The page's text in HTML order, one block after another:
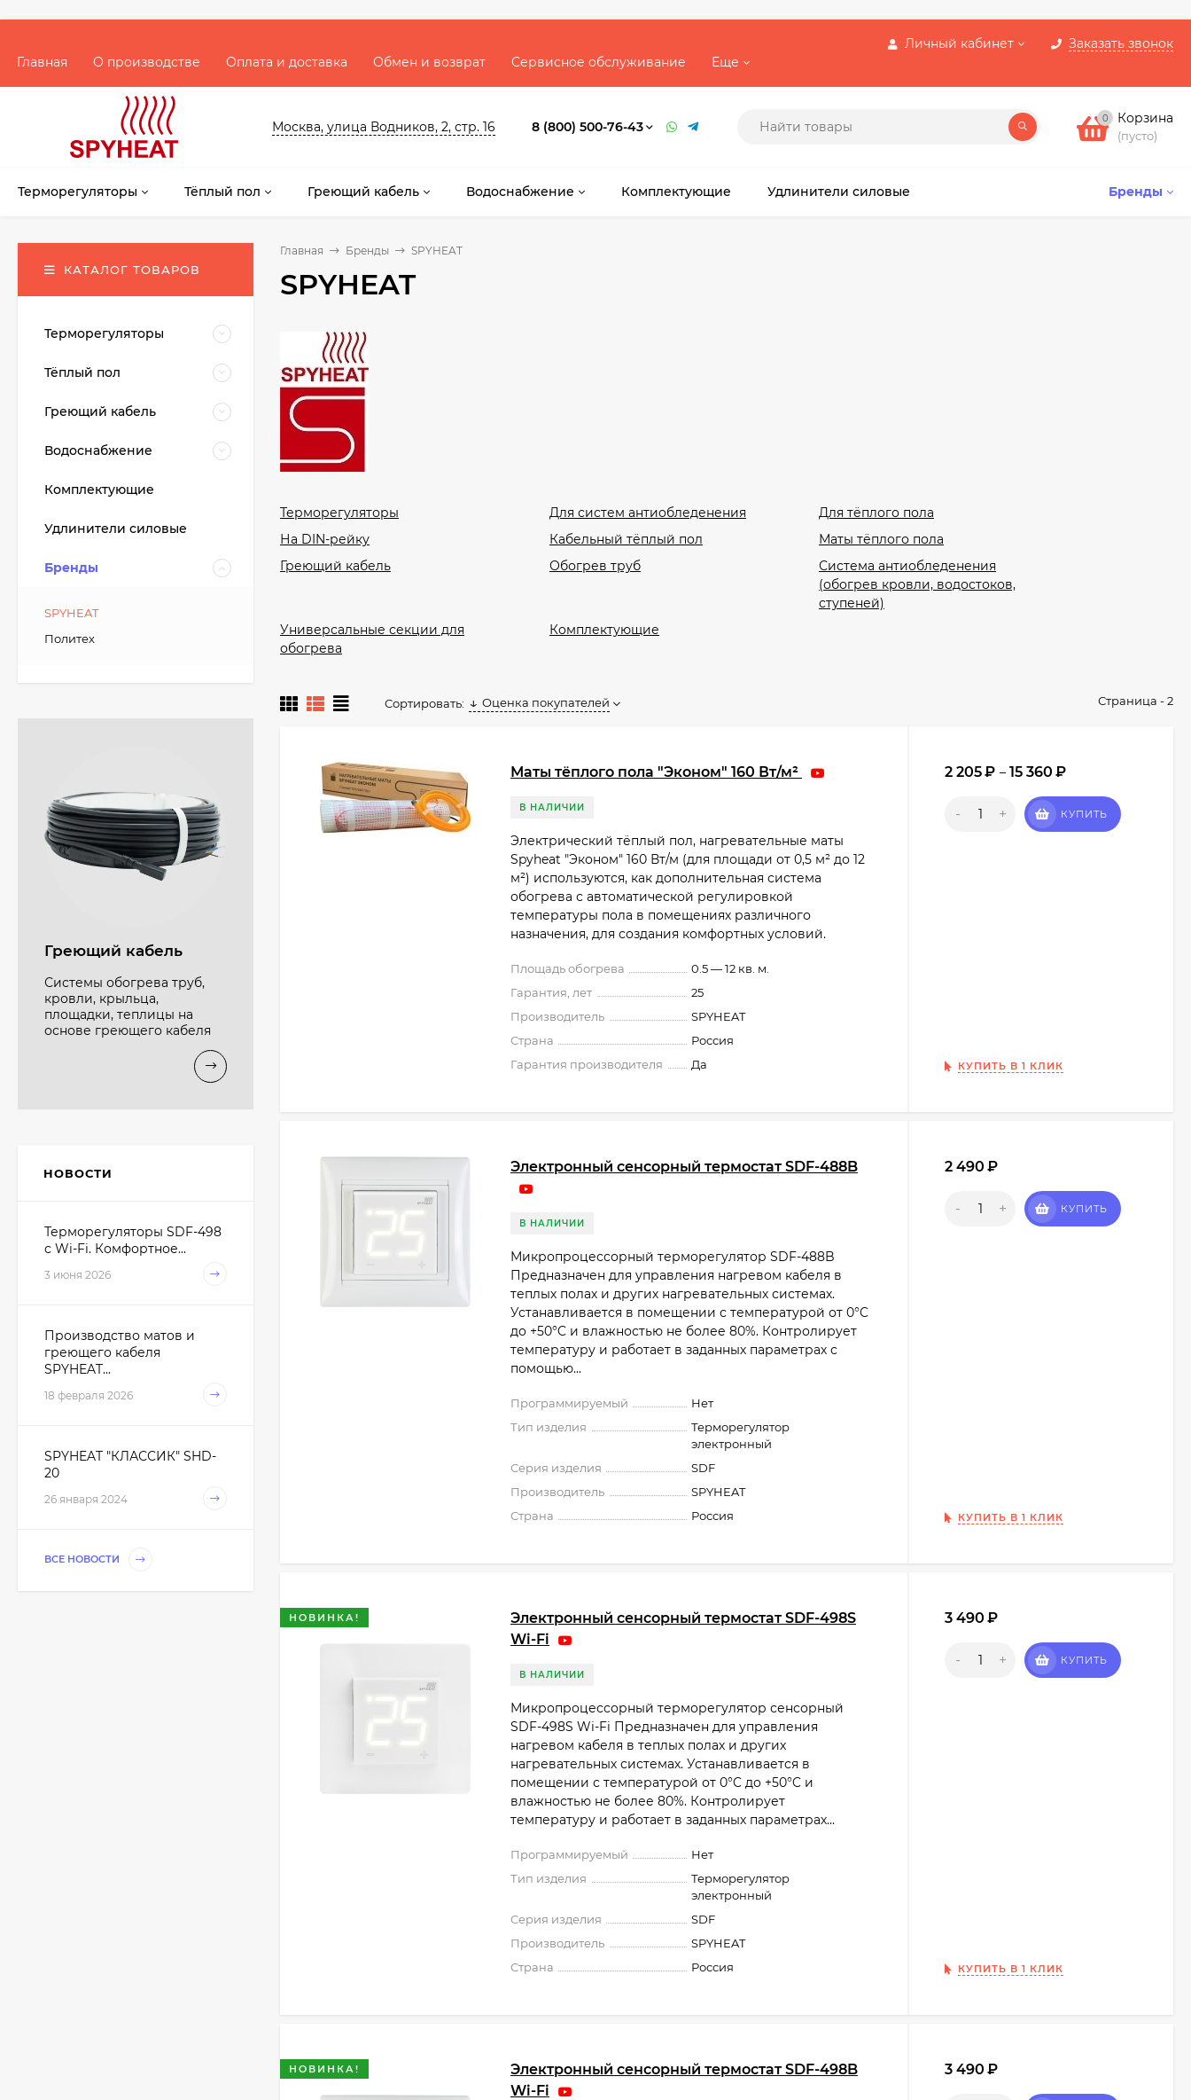
Личный кабинет
Заказать звонок
Главная
О производстве Оплата и доставка Обмен и возврат Сервисное обслуживание Еще
Москва, улица Водников, 2, стр. 16 8 (800) 500-76-43 0 Корзина
(пусто)
Бренды
Терморегуляторы Тёплый пол Греющий кабель Водоснабжение Комплектующие Удлинители силовые
Главная Бренды SPYHEAT
SPYHEAT
Терморегуляторы Для систем антиобледенения
Для тёплого пола
На DIN-рейку
Кабельный тёплый пол
Маты тёплого пола
Греющий кабель
Обогрев труб
Система антиобледенения
(обогрев кровли, водостоков,
ступеней)
Универсальные секции для
обогрева
Комплектующие
Сортировать: Оценка покупателей Страница - 2
Маты тёплого пола "Эконом" 160 Вт/м²
В НАЛИЧИИ
​Электрический тёплый пол, нагревательные маты
Spyheat "Эконом" 160 Вт/м (для площади от 0,5 м²​ до 12
м²) используются, как дополнительная система
обогрева с автоматической регулировкой
температуры пола в помещениях различного
назначения, для создания комфортных условий.
Площадь обогрева
0.5 — 12 кв. м.
Гарантия, лет
25
Производитель
SPYHEAT
Страна
Россия
Гарантия производителя
Да
2 205₽ – 15 360 ₽
- + КУПИТЬ
КУПИТЬ В 1 КЛИК
Электронный сенсорный термостат SDF-488B
В НАЛИЧИИ
Микропроцессорный терморегулятор SDF-488B
Предназначен для управления нагревом кабеля в
теплых полах и других нагревательных системах.
Устанавливается в помещении с температурой от 0°C
до +50°C и влажностью не более 80%. Контролирует
температуру и работает в заданных параметрах с
помощью...
Программируемый
Нет
Тип изделия
Терморегулятор
электронный
Серия изделия
SDF
Производитель
SPYHEAT
Страна
Россия
2 490 ₽
- + КУПИТЬ
КУПИТЬ В 1 КЛИК
НОВИНКА!
Электронный сенсорный термостат SDF-498S
Wi-Fi
В НАЛИЧИИ
Микропроцессорный терморегулятор сенсорный
SDF-498S Wi-Fi Предназначен для управления
нагревом кабеля в теплых полах и других
нагревательных системах. Устанавливается в
помещении с температурой от 0°C до +50°C и
влажностью не более 80%. Контролирует
температуру и работает в заданных параметрах...
Программируемый
Нет
Тип изделия
Терморегулятор
электронный
Серия изделия
SDF
Производитель
SPYHEAT
Страна
Россия
3 490 ₽
- + КУПИТЬ
КУПИТЬ В 1 КЛИК
НОВИНКА!
Электронный сенсорный термостат SDF-498B
Wi-Fi
3 490 ₽
КАТАЛОГ ТОВАРОВ
Терморегуляторы
Тёплый пол
Греющий кабель
Водоснабжение
Комплектующие
Удлинители силовые
Бренды
SPYHEAT
Политех
Греющий кабель
Системы обогрева труб,
кровли, крыльца,
площадки, теплицы на
основе греющего кабеля
НОВОСТИ
Терморегуляторы SDF-498
с Wi-Fi. Комфортное...
3 июня 2026
Производство матов и
греющего кабеля
SPYHEAT...
18 февраля 2026
SPYHEAT "КЛАССИК" SHD-
20
26 января 2024
ВСЕ НОВОСТИ